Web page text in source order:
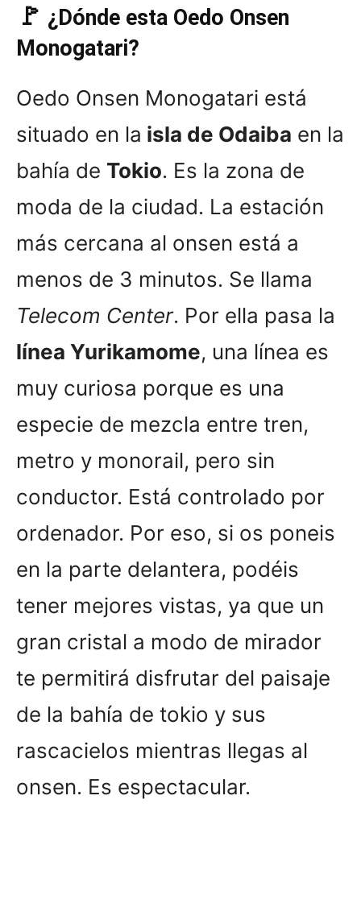
🚩 ¿Dónde esta Oedo Onsen
Monogatari?
Oedo Onsen Monogatari está
situado en la isla de Odaiba en la
bahía de Tokio. Es la zona de
moda de la ciudad. La estación
más cercana al onsen está a
menos de 3 minutos. Se llama
Telecom Center. Por ella pasa la
línea Yurikamome, una línea es
muy curiosa porque es una
especie de mezcla entre tren,
metro y monorail, pero sin
conductor. Está controlado por
ordenador. Por eso, si os poneis
en la parte delantera, podéis
tener mejores vistas, ya que un
gran cristal a modo de mirador
te permitirá disfrutar del paisaje
de la bahía de tokio y sus
rascacielos mientras llegas al
onsen. Es espectacular.